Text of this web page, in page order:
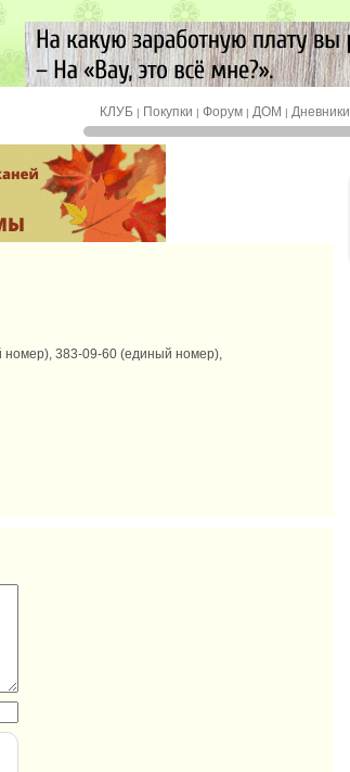
КЛУБ | Покупки | Форум | ДОМ | Дневники
номер), 383-09-60 (единый номер),